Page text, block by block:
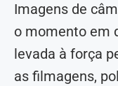
Imagens de
o momento em
levada à força
as filmagens,